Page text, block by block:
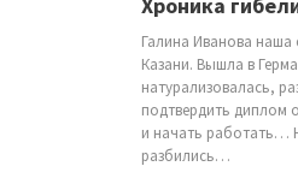
Галина Иванова наша
Казани. Вышла в
натурализовалась,
подтвердить диплом
и начать работать…
разбились…